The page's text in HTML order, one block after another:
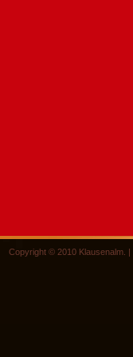
Copyright © 2010 Klausenalm. |